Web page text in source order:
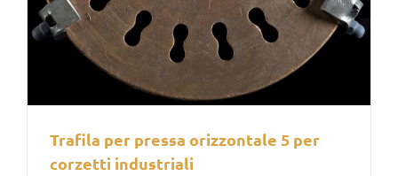
Trafila per pressa orizzontale 5 per
corzetti industriali